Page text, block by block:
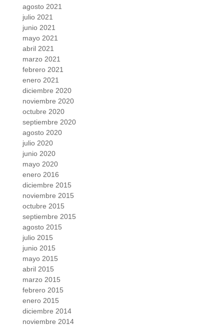
agosto 2021
julio 2021
junio 2021
mayo 2021
abril 2021
marzo 2021
febrero 2021
enero 2021
diciembre 2020
noviembre 2020
octubre 2020
septiembre 2020
agosto 2020
julio 2020
junio 2020
mayo 2020
enero 2016
diciembre 2015
noviembre 2015
octubre 2015
septiembre 2015
agosto 2015
julio 2015
junio 2015
mayo 2015
abril 2015
marzo 2015
febrero 2015
enero 2015
diciembre 2014
noviembre 2014